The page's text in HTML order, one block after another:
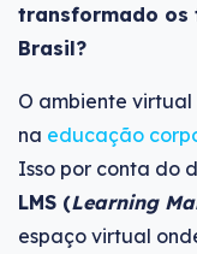
transformado os
Brasil?
O ambiente
na educação
Isso por conta do
LMS (Learning
espaço virtual